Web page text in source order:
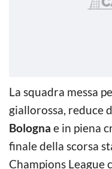
La squadra messa
giallorossa, reduce
Bologna e in piena
finale della scorsa
Champions League